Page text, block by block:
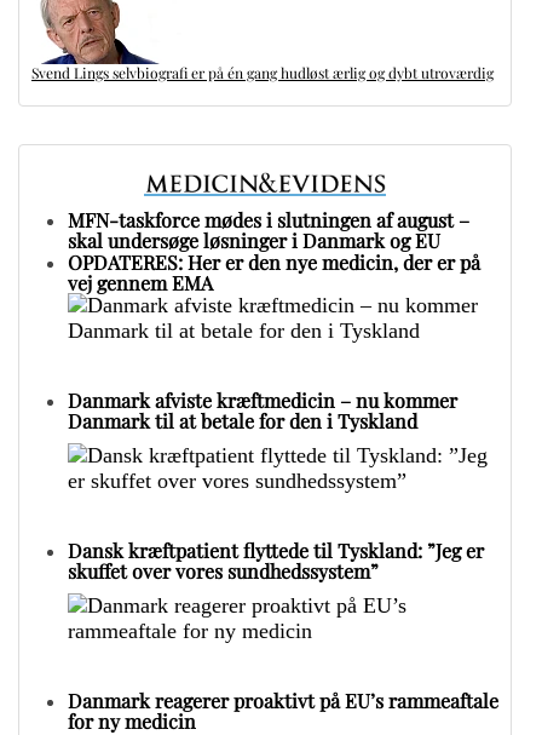
Svend Lings selvbiografi er på én gang hudløst ærlig og dybt utroværdig
MFN-taskforce mødes i slutningen af august –
skal undersøge løsninger i Danmark og EU
OPDATERES: Her er den nye medicin, der er på
vej gennem EMA
Danmark afviste kræftmedicin – nu kommer
Danmark til at betale for den i Tyskland
Dansk kræftpatient flyttede til Tyskland: ”Jeg er
skuffet over vores sundhedssystem”
Danmark reagerer proaktivt på EU’s rammeaftale
for ny medicin